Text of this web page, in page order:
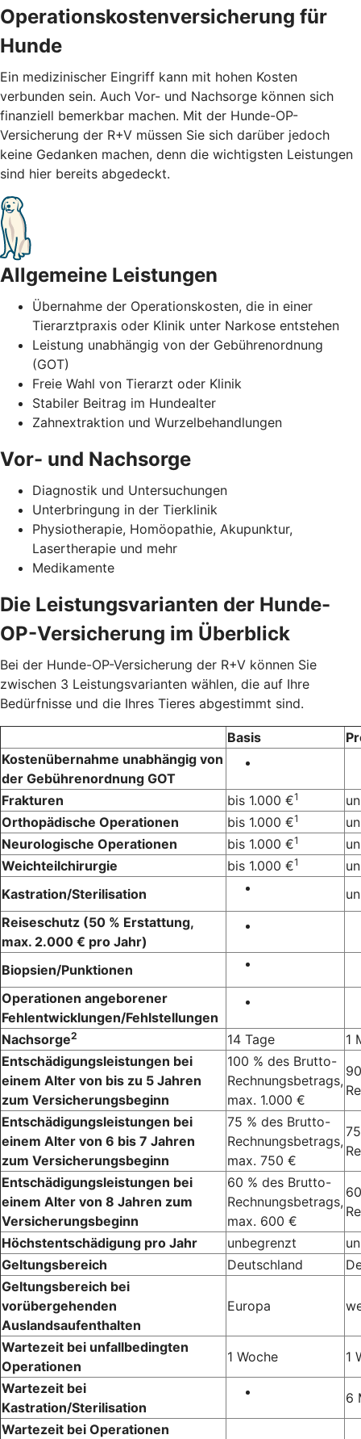
Operationskostenversicherung für
Hunde
Ein medizinischer Eingriff kann mit hohen Kosten
verbunden sein. Auch Vor- und Nachsorge können sich
finanziell bemerkbar machen. Mit der Hunde-OP-
Versicherung der R+V müssen Sie sich darüber jedoch
keine Gedanken machen, denn die wichtigsten Leistungen
sind hier bereits abgedeckt.
Allgemeine Leistungen
Übernahme der Operationskosten, die in einer
Tierarztpraxis oder Klinik unter Narkose entstehen
Leistung unabhängig von der Gebührenordnung
(GOT)
Freie Wahl von Tierarzt oder Klinik
Stabiler Beitrag im Hundealter
Zahnextraktion und Wurzelbehandlungen
Vor- und Nachsorge
Diagnostik und Untersuchungen
Unterbringung in der Tierklinik
Physiotherapie, Homöopathie, Akupunktur,
Lasertherapie und mehr
Medikamente
Die Leistungsvarianten der Hunde-
OP-Versicherung im Überblick
Bei der Hunde-OP-Versicherung der R+V können Sie
zwischen 3 Leistungsvarianten wählen, die auf Ihre
Bedürfnisse und die Ihres Tieres abgestimmt sind.
Basis
Kostenübernahme unabhängig von
der Gebührenordnung GOT
Frakturen
bis 1.000 €1
Orthopädische Operationen
bis 1.000 €1
Neurologische Operationen
bis 1.000 €1
Weichteilchirurgie
bis 1.000 €1
Kastration/Sterilisation
Reiseschutz (50 % Erstattung,
max. 2.000 € pro Jahr)
Biopsien/Punktionen
Operationen angeborener
Fehlentwicklungen/Fehlstellungen
Nachsorge2 14 Tage
1
Entschädigungsleistungen bei
einem Alter von bis zu 5 Jahren
zum Versicherungsbeginn
100 % des Brutto-
Rechnungsbetrags,
max. 1.000 €
Entschädigungsleistungen bei
einem Alter von 6 bis 7 Jahren
zum Versicherungsbeginn
75 % des Brutto-
Rechnungsbetrags,
max. 750 €
Entschädigungsleistungen bei
einem Alter von 8 Jahren zum
Versicherungsbeginn
60 % des Brutto-
Rechnungsbetrags,
max. 600 €
Höchstentschädigung pro Jahr
unbegrenzt
Geltungsbereich
Deutschland
Geltungsbereich bei
vorübergehenden
Auslandsaufenthalten
Europa
Wartezeit bei unfallbedingten
Operationen
1 Woche
1
Wartezeit bei
Kastration/Sterilisation
6
Wartezeit bei Operationen